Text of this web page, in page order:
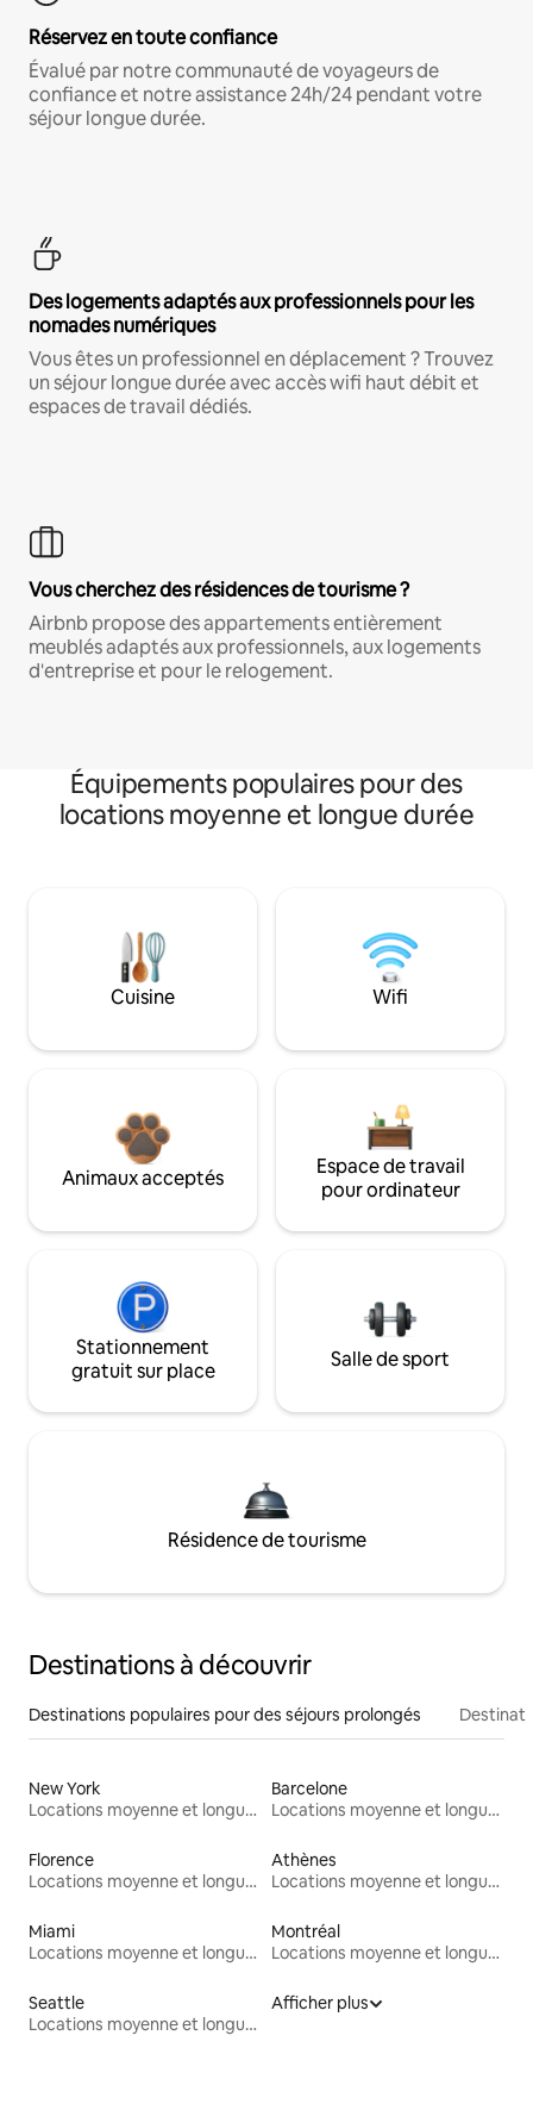
Réservez en toute confiance
Évalué par notre communauté de voyageurs de
confiance et notre assistance 24h/24 pendant votre
séjour longue durée.
Des logements adaptés aux professionnels pour les
nomades numériques
Vous êtes un professionnel en déplacement ? Trouvez
un séjour longue durée avec accès wifi haut débit et
espaces de travail dédiés.
Vous cherchez des résidences de tourisme ?
Airbnb propose des appartements entièrement
meublés adaptés aux professionnels, aux logements
d'entreprise et pour le relogement.
Équipements populaires pour des
locations moyenne et longue durée
Cuisine Wifi
Animaux acceptés
Espace de travail
pour ordinateur
Stationnement
gratuit sur place
Salle de sport
Résidence de tourisme
Destinations à découvrir
Destinations populaires pour des séjours prolongés
New York
Locations moyenne et longue durée
Barcelone
Locations moyenne et longue durée
Florence
Locations moyenne et longue durée
Athènes
Locations moyenne et longue durée
Miami
Locations moyenne et longue durée
Montréal
Locations moyenne et longue durée
Seattle
Locations moyenne et longue durée
Afficher plus